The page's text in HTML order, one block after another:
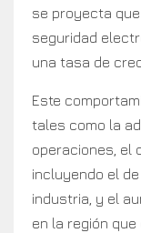
se proyecta
seguridad
una tasa de
Este
tales como la
operaciones, el
incluyendo el
industria, y el
en la región